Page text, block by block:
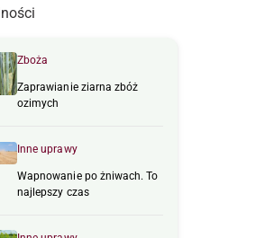
Zboża
Zaprawianie ziarna zbóż
ozimych
Inne uprawy
Wapnowanie po żniwach. To
najlepszy czas